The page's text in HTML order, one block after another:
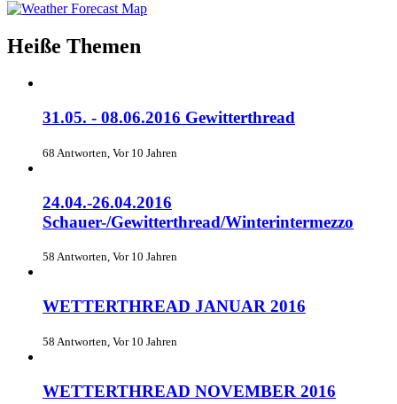
Heiße Themen
31.05. - 08.06.2016 Gewitterthread
68 Antworten, Vor 10 Jahren
24.04.-26.04.2016
Schauer-/Gewitterthread/Winterintermezzo
58 Antworten, Vor 10 Jahren
WETTERTHREAD JANUAR 2016
58 Antworten, Vor 10 Jahren
WETTERTHREAD NOVEMBER 2016